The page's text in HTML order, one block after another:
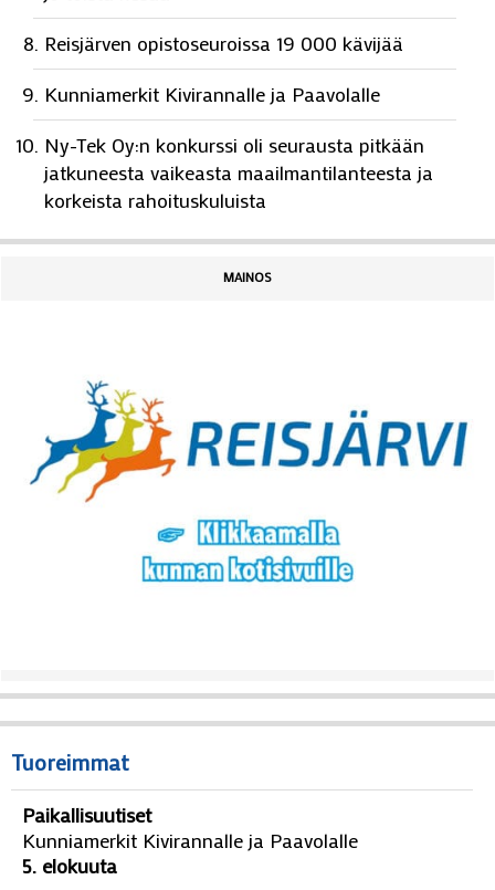
Reisjärven opistoseuroissa 19 000 kävijää
Kunniamerkit Kivirannalle ja Paavolalle
Ny-Tek Oy:n konkurssi oli seurausta pitkään
jatkuneesta vaikeasta maailmantilanteesta ja
korkeista rahoituskuluista
MAINOS
Tuoreimmat
Paikallisuutiset
Kunniamerkit Kivirannalle ja Paavolalle
5. elokuuta